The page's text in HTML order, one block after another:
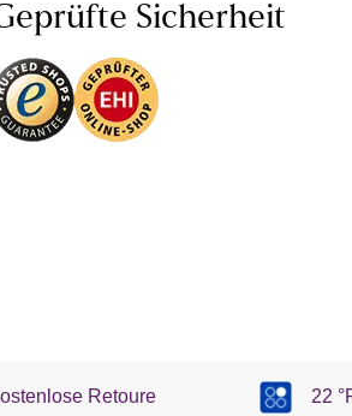
Sicherheit
Retoure 22